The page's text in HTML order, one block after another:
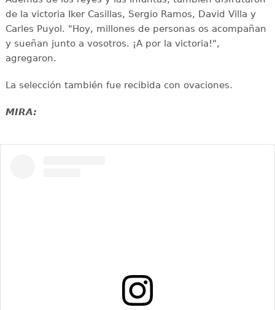
de la victoria Iker Casillas, Sergio Ramos, David Villa y
Carles Puyol. "Hoy, millones de personas os acompañan
y sueñan junto a vosotros. ¡A por la victoria!",
agregaron.
La selección también fue recibida con ovaciones.
MIRA: